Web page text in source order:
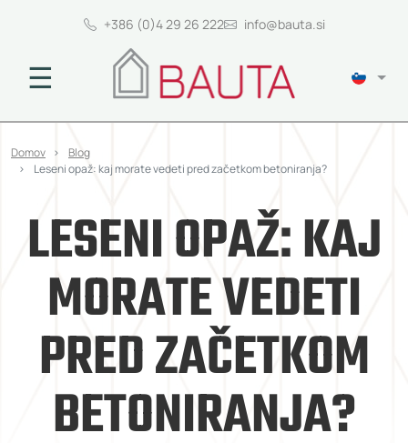
+386 (0)4 29 26 222 info@bauta.si
☰
Domov
Blog
Leseni opaž: kaj morate vedeti pred začetkom betoniranja?
LESENI OPAŽ: KAJ
MORATE VEDETI
PRED ZAČETKOM
BETONIRANJA?